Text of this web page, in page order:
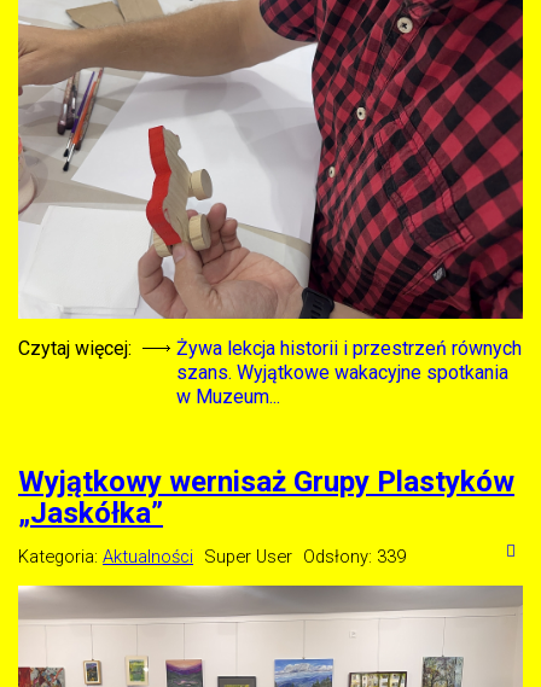
Czytaj więcej:
Żywa lekcja historii i przestrzeń równych
szans. Wyjątkowe wakacyjne spotkania
w Muzeum...
Wyjątkowy wernisaż Grupy Plastyków
„Jaskółka”
Kategoria: Aktualności Super User Odsłony: 339